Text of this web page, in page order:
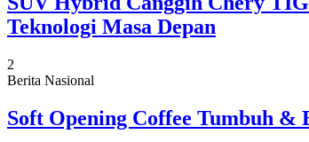
Teknologi Masa Depan
2
Berita Nasional
Soft Opening Coffee Tumbuh &